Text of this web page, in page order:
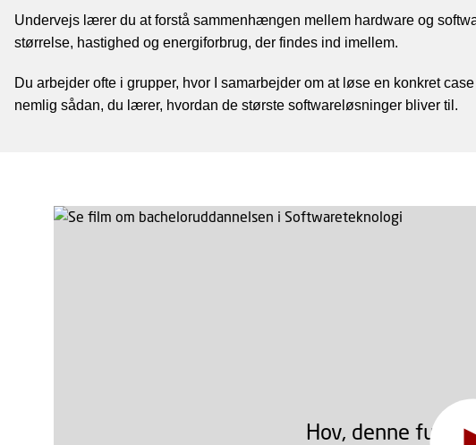
Undervejs lærer du at forstå sammenhængen mellem hardware og
størrelse, hastighed og energiforbrug, der findes ind imellem.
Du arbejder ofte i grupper, hvor I samarbejder om at løse en konkret
nemlig sådan, du lærer, hvordan de største softwareløsninger bliver til.
Hov, denne